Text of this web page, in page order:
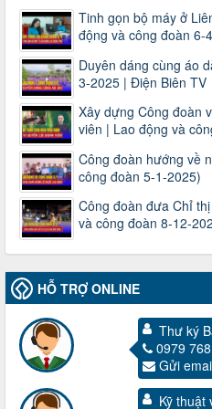
Tinh gọn bộ máy ở
động và công đoàn 6-
Duyên dáng cùng áo
3-2025 | Điện Biên TV
Xây dựng Công đoàn
viên | Lao động và
Công đoàn hướng về
công đoàn 5-1-2025)
Công đoàn đưa Chỉ
và công đoàn 8-12-
HỖ TRỢ ONLINE
Thư ký
0979
Gửi
Kỹ thuật
3716/TLD-TC
Công văn hướng dẫn công tác